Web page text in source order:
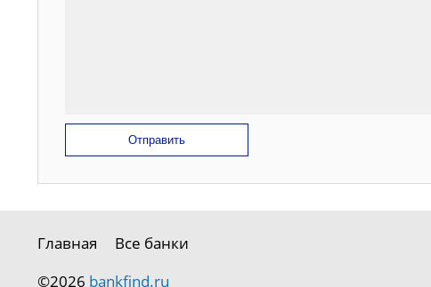
Отправить
Главная
Все банки
©2026 bankfind.ru